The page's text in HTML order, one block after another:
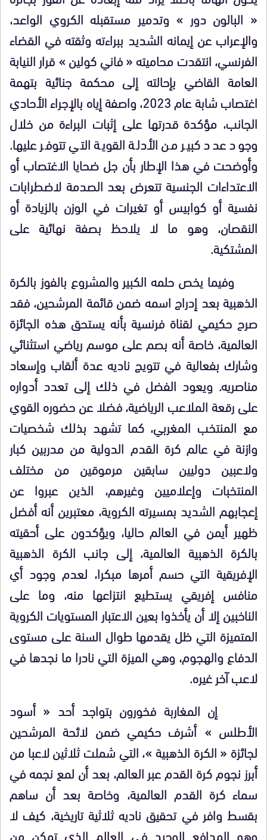
« البالون دور » وتدمير مستقبله الكروي الواعد،
والإعراب عن إيمانه الشديد ببراءته وثقته في القضاء
الفرنسي، انتقدت محاميته « فاني كولين » قرار النيابة
العامة القاضي بإحالته إلى محكمة جنائية بتهمة
اغتصاب شابة عام 2023، واصفة إياه بالإجراء الأحادي
الجانب، مؤكدة قدرتها على إثبات البراءة من خلال
وجود عدد كبير من الأدلة القوية التي تتوفر عليها.
وأوضحت في هذا الإطار بأن جل ضحايا الاغتصاب أو
الاعتداءات الجنسية تتعرض بعد الصدمة لاضطرابات
نفسية أو كوابيس أو تغيرات في الوزن بالزيادة أو
النقصان، وهو ما لا يلاحظ بصفة نهائية على
المشتكية.
وفيما يخص حلمه الكبير والمشروع بالفوز بالكرة
الذهبية بعد إدراج اسمه ضمن قائمة المرشحين، فقد
صرح حكيمي لقناة فرنسية بأنه يستحق هذه الجائزة
العالمية، خاصة أنه بصم على موسم رياضي استثنائي
وشارك بفعالية في تتويج ناديه عدة ألقاب وإسعاد
مناصريه. ويعود الفضل في ذلك إلى تعدد أدواره
على رقعة الملاعب الرياضية، فضلا عن حضوره القوي
مع المنتخب المغربي، كما تشهد بذلك شخصيات
وازنة في عالم كرة القدم الدولية من مدربين كبار
ولاعبين دوليين سابقين مرموقين من مختلف
المنتخبات وإعلاميين وغيرهم، الذين عبروا عن
إعجابهم الشديد بمسيرته الكروية، معتبرين أنه أفضل
ظهير أيمن في العالم حاليا، ويؤكدون على أحقيته
بالكرة الذهبية العالمية، إلى جانب الكرة الذهبية
الإفريقية التي حسم أمرها مبكرا، لعدم وجود أي
منافس إفريقي يستطيع انتزاعها منه، وما على
الناخبين إلا أن يأخذوا بعين الاعتبار المستويات الكروية
المتميزة التي ظل يقدمها طوال السنة على مستوى
الدفاع والهجوم، وهي الميزة التي نادرا ما نجدها في
لاعب آخر غيره.
إن المغاربة فخورون بتواجد أحد « أسود
الأطلس » أشرف حكيمي ضمن لائحة المرشحين
لجائزة « الكرة الذهبية »، التي شملت ثلاثين لاعبا من
أبرز نجوم كرة القدم عبر العالم، بعد أن لمع نجمه في
سماء كرة القدم العالمية، وخاصة بعد أن ساهم
بقسط وافر في تحقيق ناديه ثلاثية تاريخية، كيف لا
وهو المدافع الوحيد في العالم الذي تمكن من